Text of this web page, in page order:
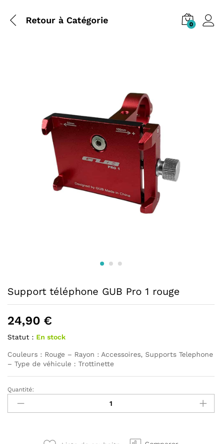
Retour à Catégorie 0
Support téléphone GUB Pro 1 rouge
24,90 €
Statut : En stock
Couleurs : Rouge – Rayon : Accessoires, Supports Telephone
– Type de véhicule : Trottinette
Support
téléphone
GUB
Quantité: